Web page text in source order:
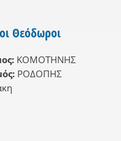
Θεόδωροι
ΚΟΜΟΤΗΝΗΣ
ΡΟΔΟΠΗΣ